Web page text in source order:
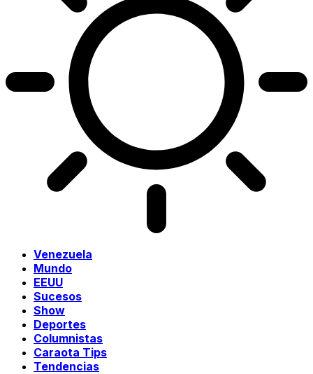
Venezuela
Mundo
EEUU
Sucesos
Show
Deportes
Columnistas
Caraota Tips
Tendencias